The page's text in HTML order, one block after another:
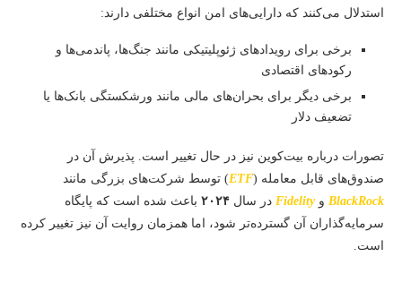
استدلال می‌کنند که دارایی‌های امن انواع مختلفی دارند:
برخی برای رویدادهای ژئوپلیتیکی مانند جنگ‌ها، پاندمی‌ها و
رکودهای اقتصادی
برخی دیگر برای بحران‌های مالی مانند ورشکستگی بانک‌ها یا
تضعیف دلار
تصورات درباره بیت‌کوین نیز در حال تغییر است. پذیرش آن در
صندوق‌های قابل معامله (ETF) توسط شرکت‌های بزرگی مانند
BlackRock وFidelity در سال ۲۰۲۴ باعث شده است که پایگاه
سرمایه‌گذاران آن گسترده‌تر شود، اما همزمان روایت آن نیز تغییر کرده
است.